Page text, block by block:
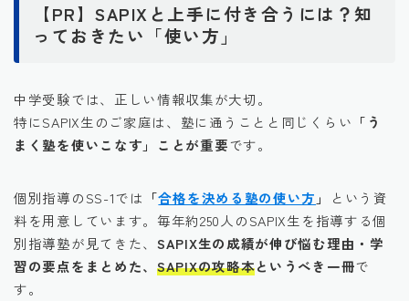
【PR】SAPIXと上手に付き合うには？知
っておきたい「使い方」
中学受験では、正しい情報収集が大切。
特にSAPIX生のご家庭は、塾に通うことと同じくらい 「う
まく塾を使いこなす」ことが重要です。
個別指導のSS-1では 「合格を決める塾の使い方 」
という資
料を用意しています。毎年約250人のSAPIX生を指導する個
別指導塾が見てきた、 SAPIX生の成績が伸び悩む理由・学
習の要点をまとめた、 SAPIXの攻略本というべき一冊で
す。